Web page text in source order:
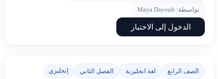
بواسطة: Maya Dayoub
الدخول إلى الاختبار
الصف الرابع لغة انجليزية الفصل الثاني إنجليزي